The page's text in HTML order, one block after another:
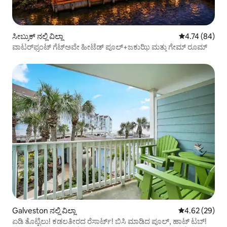
ಸೀಬ್ರುಕ್ ನಲ್ಲಿ ವಿಲ್ಲಾ 5 ರಲ್ಲಿ 4.74
4.74 (84)
ವಾಟರ್‌ಫ್ರಂಟ್ ಗೆಟ್‌ಅವೇ ಹೀಟೆಡ್ ಪೂಲ್+ಜಕುಝಿ ಮತ್ತು ಗೇಮ್ ರೂಮ್
Galveston ನಲ್ಲಿ ವಿಲ್ಲಾ 5 ರಲ್ಲಿ 4.62
4.62 (29)
ಏಡಿ ತೊಟ್ಟಿಲು! ಕಡಲತೀರದ ರೆಸಾರ್ಟ್! ಬಿಸಿ ಮಾಡಿದ ಪೂಲ್, ಹಾಟ್ ಟಬ್!